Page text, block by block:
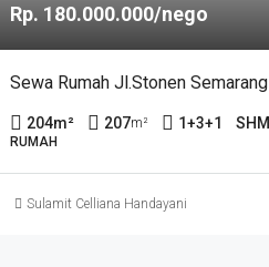
Rp. 180.000.000/nego
Sewa Rumah Jl.Stonen
204m² 207m² 1+3+1 SHM
RUMAH
Sulamit Celliana Handayani